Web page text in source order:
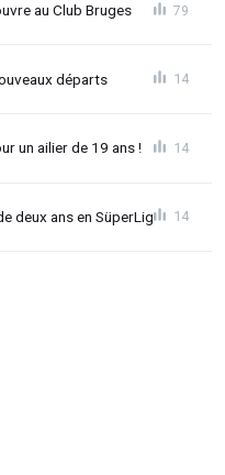
au Club Bruges 79
départs 14
un ailier de 19 ans ! 14
deux ans en SüperLig 14